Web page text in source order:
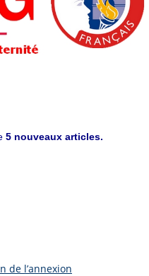
5 nouveaux articles.
de l’annexion